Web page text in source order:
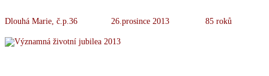
Dlouhá Marie, č.p.36 26.prosince 2013 85 roků